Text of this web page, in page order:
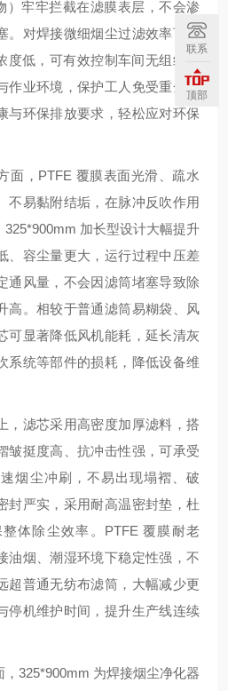
）牢牢拦截在滤膜表层，不会渗
。对焊接微细烟尘过滤效率可达
度低，可有效控制车间无组织烟
作业环境，保护工人免受重金属
与环保排放要求，轻松应对环保
面，PTFE 覆膜表面光滑、疏水
不易黏附结垢，在脉冲反吹作用
加长型设计大幅提升
、容尘量更大，运行过程中压差
通风量，不会因滤筒堵塞导致除
高。相较于普通滤筒易糊袋、风
可显著降低风机能耗，延长清灰
系统等部件的损耗，降低设备维
，滤芯采用高密度加厚滤料，搭
皱挺度高、抗冲击性强，可承受
烟尘冲刷，不易出现塌褶、破
封严实，采用耐高温密封垫，杜
体除尘效率。PTFE 覆膜耐老
油烟、潮湿环境下稳定性强，不
超普通无纺布滤筒，大幅减少更
停机维护时间，提升生产线连续
325*900mm 为焊接烟尘净化器
联系
顶部